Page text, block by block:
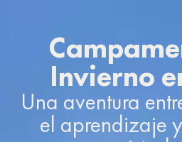
Invierno
Una aventura
el aprendizaje